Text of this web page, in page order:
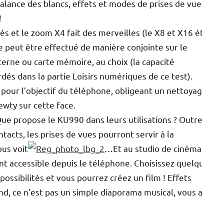
des blancs, effets et modes de prises de
et le zoom X4 fait des merveilles (le X8 et X16
peut être effectué de manière conjointe sur le
ou carte mémoire, au choix (la capacité
dans la partie Loisirs numériques de ce test).
l’objectif du téléphone, obligeant un
sur cette face.
propose le KU990 dans leurs utilisations ?
les prises de vues pourront servir à la
voit
…Et au studio de
accessible depuis le téléphone. Choisissez
et vous pourrez créez un film ! Effets
ce n’est pas un simple diaporama musical, vous